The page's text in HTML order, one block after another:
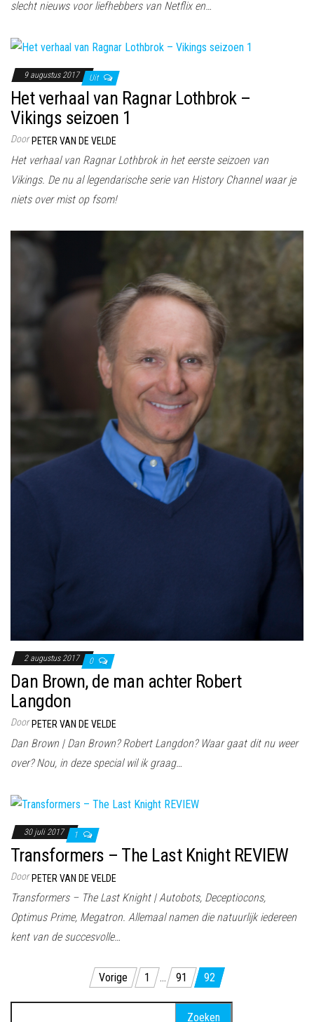
slecht nieuws voor liefhebbers van Netflix en…
9 augustus 2017 Uit
Het verhaal van Ragnar Lothbrok –
Vikings seizoen 1
Door PETER VAN DE VELDE
Het verhaal van Ragnar Lothbrok in het eerste seizoen van
Vikings. De nu al legendarische serie van History Channel waar je
niets over mist op fsom!
2 augustus 2017 0
Dan Brown, de man achter Robert
Langdon
Door PETER VAN DE VELDE
Dan Brown | Dan Brown? Robert Langdon? Waar gaat dit nu weer
over? Nou, in deze special wil ik graag…
30 juli 2017 1
Transformers – The Last Knight REVIEW
Door PETER VAN DE VELDE
Transformers – The Last Knight | Autobots, Deceptiocons,
Optimus Prime, Megatron. Allemaal namen die natuurlijk iedereen
kent van de succesvolle…
paginering
Vorige 1 … 91 92